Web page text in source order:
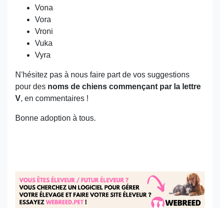
Vona
Vora
Vroni
Vuka
Vyra
N'hésitez pas à nous faire part de vos suggestions
pour des noms de chiens commençant par la lettre
V, en commentaires !
Bonne adoption à tous.